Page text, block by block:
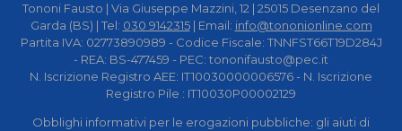
Tononi Fausto | Via Giuseppe Mazzini, 12 | 25015 Desenzano del
Garda (BS) | Tel: 030 9142315| Email: info@tononionline.com
Partita IVA: 02773890989 - Codice Fiscale: TNNFST66T19D284J
- REA: BS-477459 - PEC: tononifausto@pec.it
N. Iscrizione Registro AEE: IT10030000006576 - N. Iscrizione
Registro Pile : IT10030P00002129
Obblighi informativi per le erogazioni pubbliche: gli aiuti di